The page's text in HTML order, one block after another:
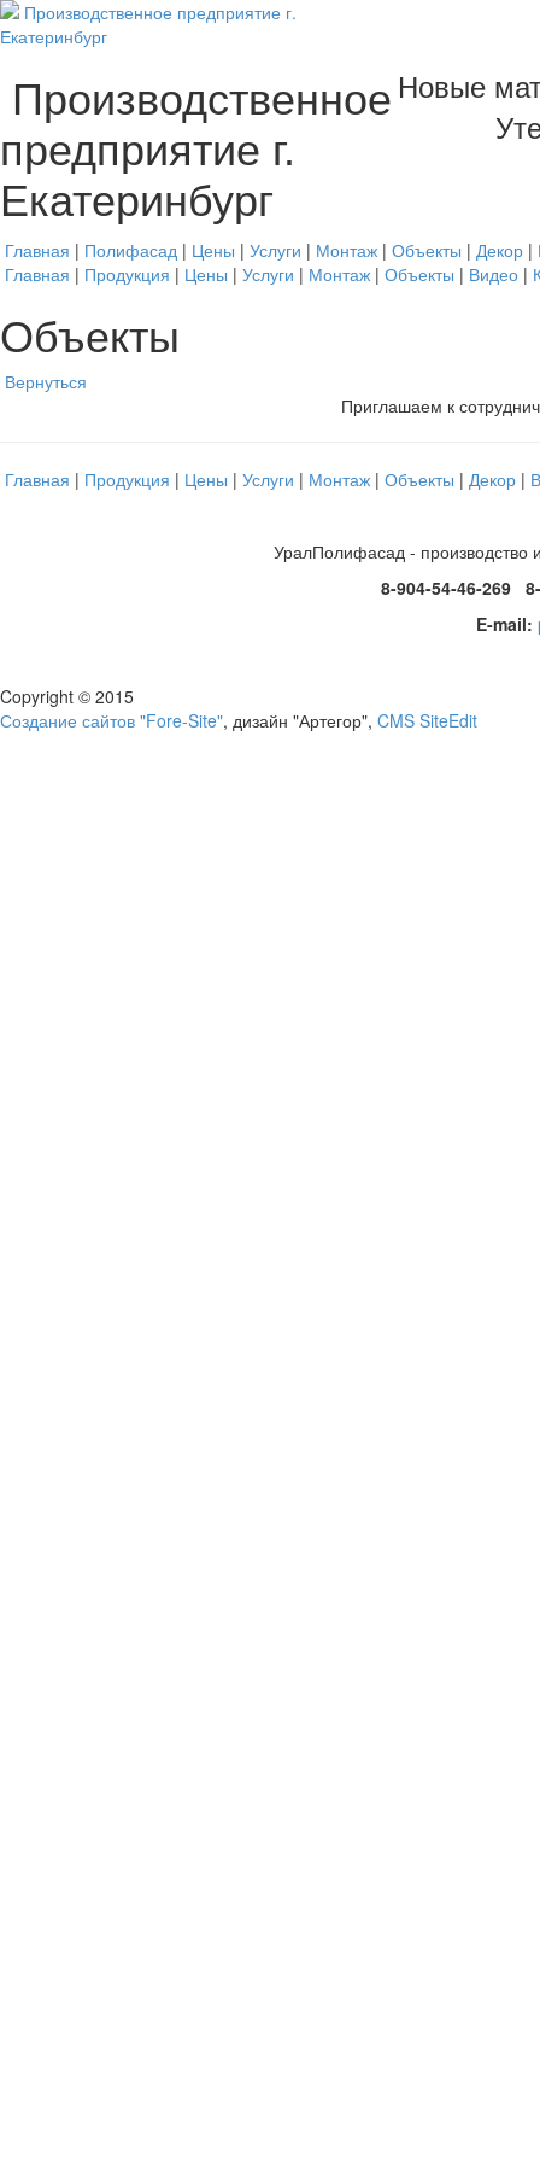
Производственное
предприятие г.
Екатеринбург
Новые
Главная | Полифасад | Цены | Услуги | Монтаж | Объекты | Декор |
Главная | Продукция | Цены | Услуги | Монтаж | Объекты | Видео |
Объекты
Вернуться
Приглашаем к
Главная | Продукция | Цены | Услуги | Монтаж | Объекты | Декор |
УралПолифасад - производство
8-904-54-46-269
E-mail:
Copyright © 2015
Создание сайтов "Fore-Site", дизайн "Артегор", CMS SiteEdit